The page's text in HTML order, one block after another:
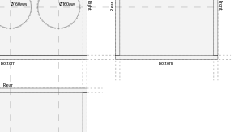
Ø160мм
Ø160мм
Bottom Bottom
Rear
Right Rear Front